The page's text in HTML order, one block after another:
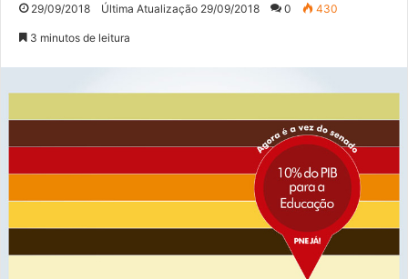
29/09/2018 Última Atualização 29/09/2018 0 430
3 minutos de leitura